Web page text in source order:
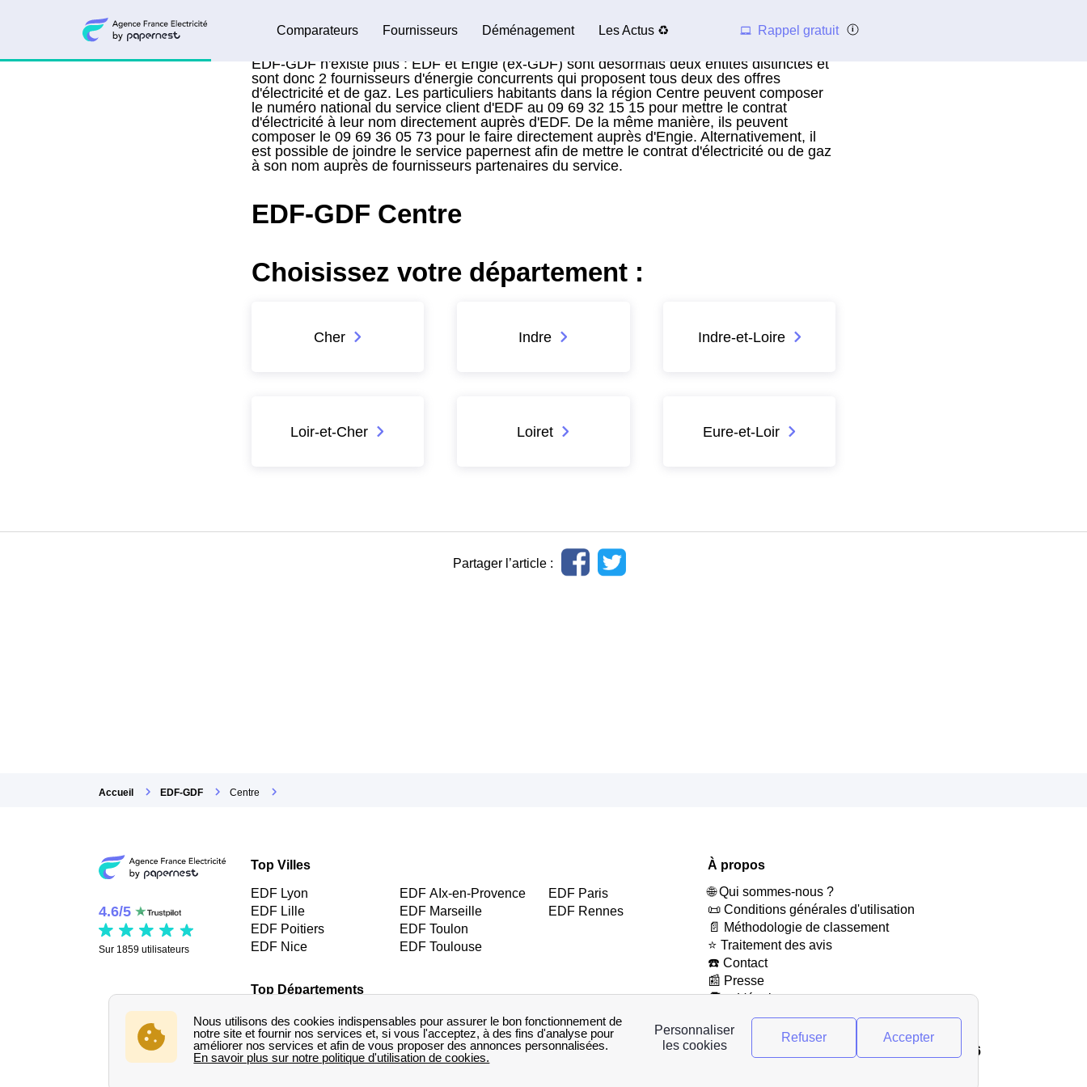
Comparateurs Fournisseurs Déménagement Les Actus ♻️ Rappel gratuit
EDF-GDF n'existe plus : EDF et Engie (ex-GDF) sont désormais deux entités distinctes et
sont donc 2 fournisseurs d'énergie concurrents qui proposent tous deux des offres
d'électricité et de gaz. Les particuliers habitants dans la région Centre peuvent composer
le numéro national du service client d'EDF au 09 69 32 15 15 pour mettre le contrat
d'électricité à leur nom directement auprès d'EDF. De la même manière, ils peuvent
composer le 09 69 36 05 73 pour le faire directement auprès d'Engie. Alternativement, il
est possible de joindre le service papernest afin de mettre le contrat d'électricité ou de gaz
à son nom auprès de fournisseurs partenaires du service.
EDF-GDF Centre
Choisissez votre département :
Cher Indre Indre-et-Loire
Loir-et-Cher Loiret Eure-et-Loir
Partager l’article :
Accueil EDF-GDF Centre
4.6/5
Sur 1859 utilisateurs
Top Villes
EDF Lyon
EDF Lille
EDF Poitiers
EDF Nice
EDF AIx-en-Provence
EDF Marseille
EDF Toulon
EDF Toulouse
EDF Paris
EDF Rennes
Top Départements
EDF Calvados
EDF Finistère
EDF Gard
EDF Seine-Saint-
Denis
EDF Loire
EDF Puy-de-Dôme
EDF Nord
EDF Seine-Maritime
À propos
🌐 Qui sommes-nous ?
📜 Conditions générales d'utilisation
📄 Méthodologie de classement
⭐ Traitement des avis
☎️ Contact
📰 Presse
🧑‍💻 L'équipe
👔 Recrutement
Copyright © agence-france-électricité.fr 2026